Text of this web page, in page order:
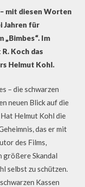
mit diesen Worten
Jahren für
„Bimbes“. Im
Koch das
Helmut Kohl.
– die schwarzen
neuen Blick auf die
Helmut Kohl die
das er mit
des Films,
größere Skandal
selbst zu schützen.
Kassen